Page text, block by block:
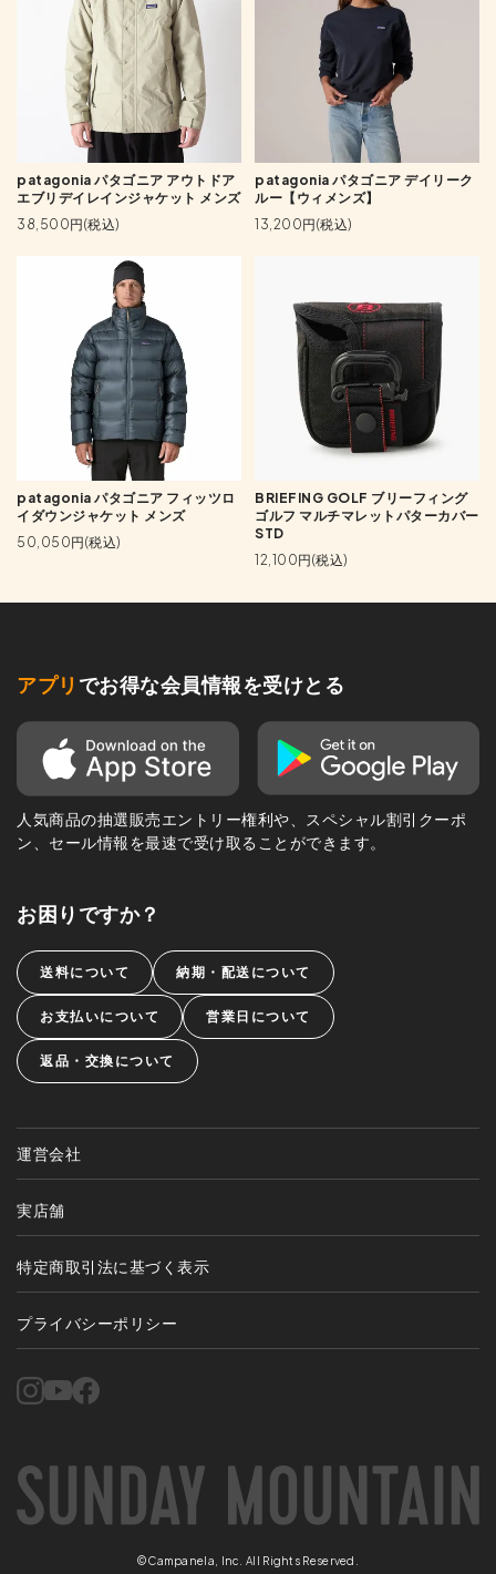
patagonia パタゴニア アウトドア
エブリデイレインジャケット メンズ
38,500円(税込)
patagonia パタゴニア デイリーク
ルー【ウィメンズ】
13,200円(税込)
patagonia パタゴニア フィッツロ
イダウンジャケット メンズ
50,050円(税込)
BRIEFING GOLF ブリーフィング
ゴルフ マルチマレットパターカバー
STD
12,100円(税込)
アプリ でお得な会員情報を受けとる
人気商品の抽選販売エントリー権利や、スペシャル割引クーポ
ン、セール情報を最速で受け取ることができます。
お困りですか？
送料について 納期・配送について
お支払いについて 営業日について
返品・交換について
運営会社
実店舗
特定商取引法に基づく表示
プライバシーポリシー
©Campanela, Inc. All Rights Reserved.